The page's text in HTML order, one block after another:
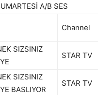
A/B SES
Channel
SIZSINIZ
STAR TV
SIZSINIZ
BASLIYOR
STAR TV